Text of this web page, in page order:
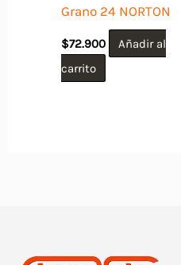
Grano 24 NORTON
$72.900
Añadir al
carrito